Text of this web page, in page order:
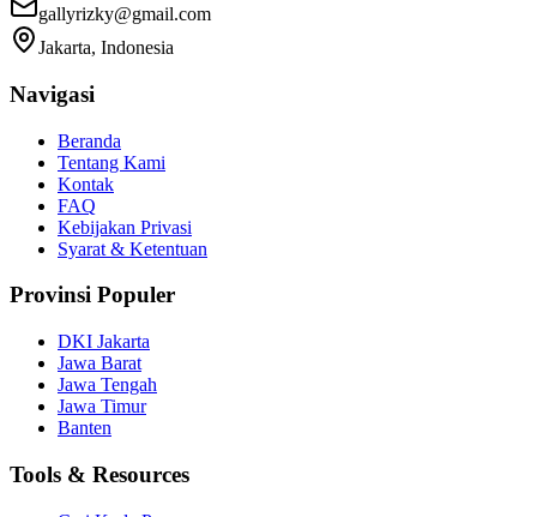
gallyrizky@gmail.com
Jakarta, Indonesia
Navigasi
Beranda
Tentang Kami
Kontak
FAQ
Kebijakan Privasi
Syarat & Ketentuan
Provinsi Populer
DKI Jakarta
Jawa Barat
Jawa Tengah
Jawa Timur
Banten
Tools & Resources